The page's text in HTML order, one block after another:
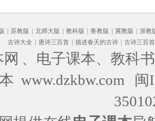
苏教版 北师大版 教科版 鲁教版 冀教版
浙教
古诗大全
唐诗三百首 描述春天的古诗 古诗三百首
、电子课本、教科
www.dzkbw.com
闽